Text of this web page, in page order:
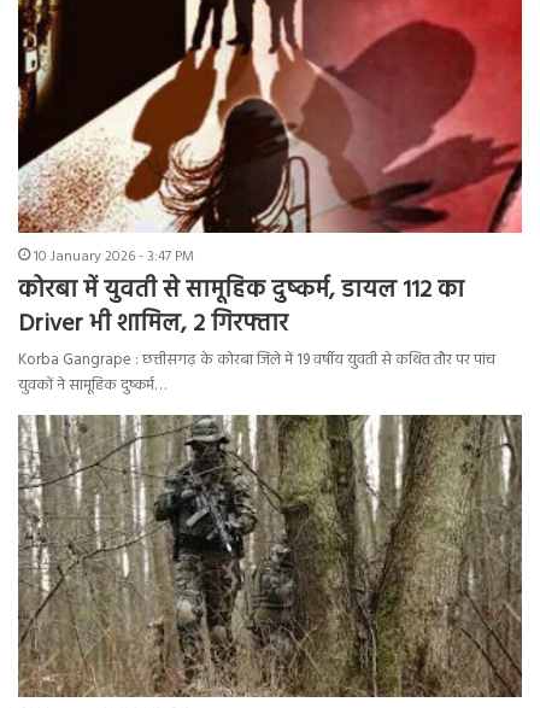
10 January 2026 - 3:47 PM
कोरबा में युवती से सामूहिक दुष्कर्म, डायल 112 का
Driver भी शामिल, 2 गिरफ्तार
Korba Gangrape : छत्तीसगढ़ के कोरबा जिले में 19 वर्षीय युवती से कथित तौर पर पांच
युवकों ने सामूहिक दुष्कर्म…